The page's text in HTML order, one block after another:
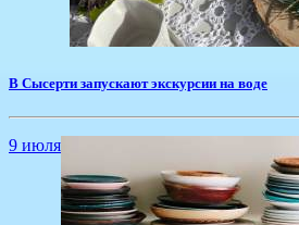
В Сысерти запускают экскурсии на воде
9 июля